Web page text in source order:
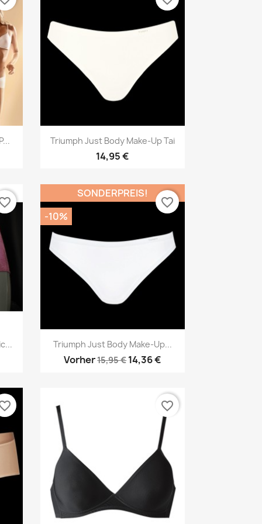
Vorschau
Triumph Just Body Make-Up Tai
14,95 €
Vorschau
Triumph Just Body Make-Up...
Vorher15,95 €14,36 €
SONDERPREIS!
-10%
favorite_border
favorite_border